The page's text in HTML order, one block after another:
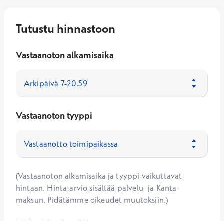
Tutustu hinnastoon
Vastaanoton alkamisaika
Vastaanoton tyyppi
(Vastaanoton alkamisaika ja tyyppi vaikuttavat
hintaan. Hinta-arvio sisältää palvelu- ja Kanta-
maksun. Pidätämme oikeudet muutoksiin.)